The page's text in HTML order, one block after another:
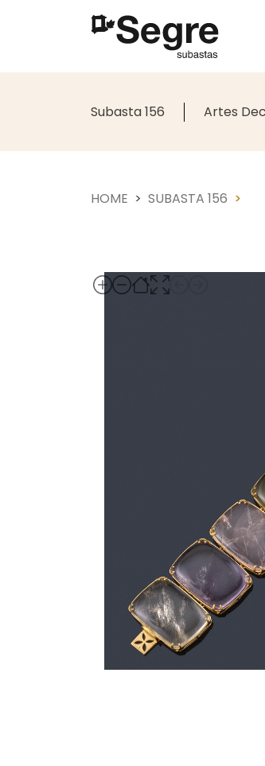
Subasta 156 Artes
HOME SUBASTA 156